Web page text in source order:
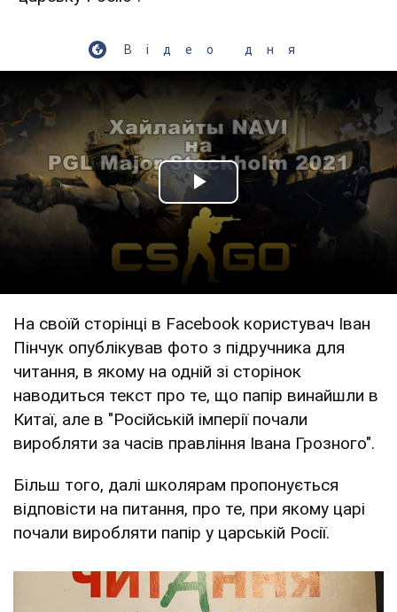
Відео дня
Play Video
На своїй сторінці в Facebook користувач Іван
Пінчук опублікував фото з підручника для
читання, в якому на одній зі сторінок
наводиться текст про те, що папір винайшли в
Китаї, але в "Російській імперії почали
виробляти за часів правління Івана Грозного".
Більш того, далі школярам пропонується
відповісти на питання, про те, при якому царі
почали виробляти папір у царській Росії.